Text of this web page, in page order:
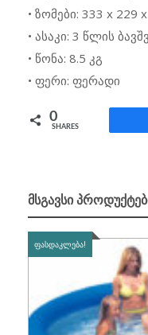
• ზომები: 333 x 229
• ასაკი: 3 წლის
• წონა: 8.5 კგ
• ფერი: ფერადი
0
SHARES
ᲛᲡᲒᲐᲕᲡᲘ
ᲤᲐᲡᲓᲐᲙᲚᲔᲑᲐ!